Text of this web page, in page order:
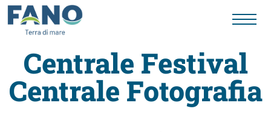
Fano
Centrale Festival
Centrale Fotografia